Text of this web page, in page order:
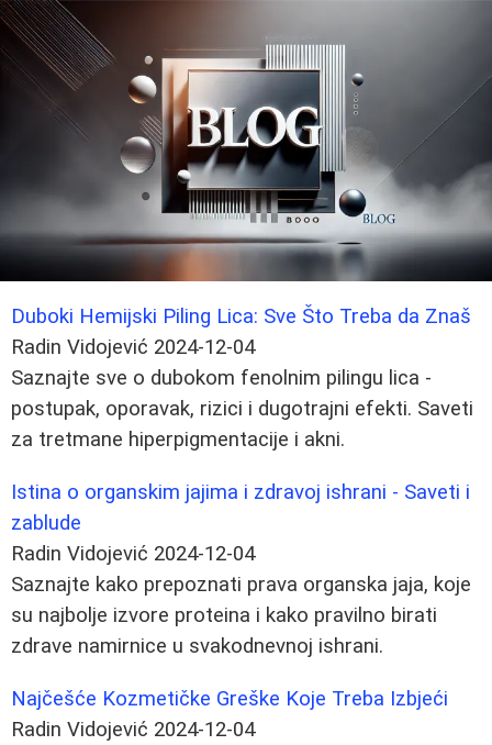
Duboki Hemijski Piling Lica: Sve Što Treba da Znaš
Radin Vidojević 2024-12-04
Saznajte sve o dubokom fenolnim pilingu lica -
postupak, oporavak, rizici i dugotrajni efekti. Saveti
za tretmane hiperpigmentacije i akni.
Istina o organskim jajima i zdravoj ishrani - Saveti i
zablude
Radin Vidojević 2024-12-04
Saznajte kako prepoznati prava organska jaja, koje
su najbolje izvore proteina i kako pravilno birati
zdrave namirnice u svakodnevnoj ishrani.
Najčešće Kozmetičke Greške Koje Treba Izbjeći
Radin Vidojević 2024-12-04